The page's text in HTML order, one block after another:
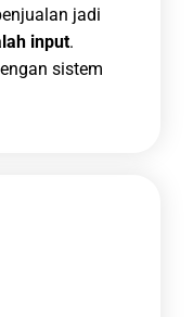
jadi
input.
sistem